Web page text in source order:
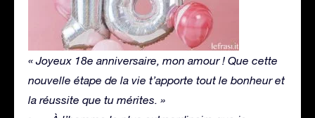
« Joyeux 18e anniversaire, mon amour ! Que cette
nouvelle étape de la vie t’apporte tout le bonheur et
la réussite que tu mérites. »